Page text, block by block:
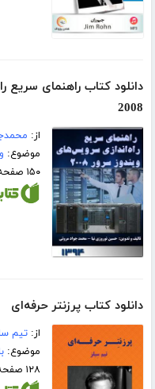
دانلود کتاب راهنمای سریع
2008
از:
موضوع:
۱۵۰ صفحه
دانلود کتاب پرزنتر حرفه‌ای
از:تیم
موضوع:
۱۲۸ صفحه